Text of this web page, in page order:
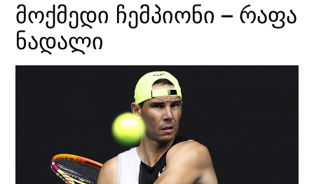
მოქმედი ჩემპიონი – რაფა
ნადალი